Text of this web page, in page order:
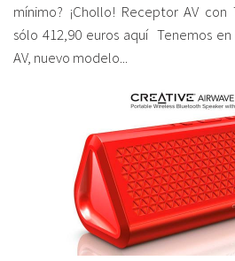
mínimo? ¡Chollo! Receptor AV con
sólo 412,90 euros aquí Tenemos
AV, nuevo modelo...